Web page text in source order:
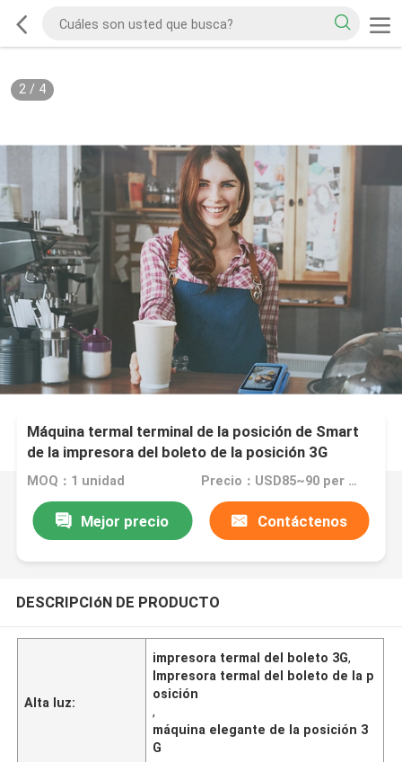
2/ 4
Máquina termal terminal de la posición de Smart
de la impresora del boleto de la posición 3G
MOQ：1 unidad Precio：USD85~90 per unit
Mejor precio Contáctenos
DESCRIPCIóN DE PRODUCTO
Alta luz:
impresora termal del boleto 3G,
Impresora termal del boleto de la p
osición
,
máquina elegante de la posición 3
G